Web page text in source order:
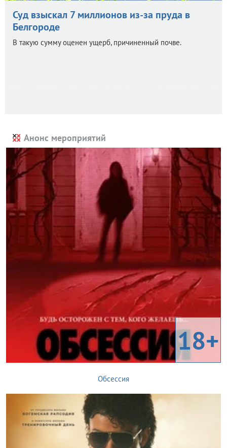
Суд взыскал 7 миллионов из-за пруда в
Белгороде
В такую сумму оценен ущерб, причиненный почве.
Анонс мероприятий
18+
Обсессия